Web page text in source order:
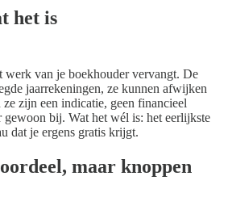
het is
werk van je boekhouder vervangt. De
jaarrekeningen, ze kunnen afwijken
zijn een indicatie, geen financieel
gewoon bij. Wat het wél is: het eerlijkste
dat je ergens gratis krijgt.
maar knoppen